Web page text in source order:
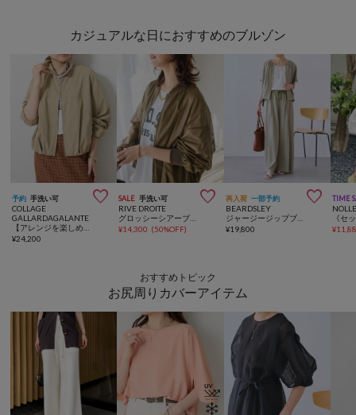
カジュアルな日におすすめのブルゾン
予約 手洗い可 
COLLAGE
GALLARDAGALANTE
¥24,200
SALE 手洗い可 
RIVE DROITE
¥14,300 (50%OFF)
再入荷 一部予約 
BEARDSLEY
ジャージージップブルゾン
¥19,800
TIME
¥
おすすめトピック
お尻周りカバーアイテム